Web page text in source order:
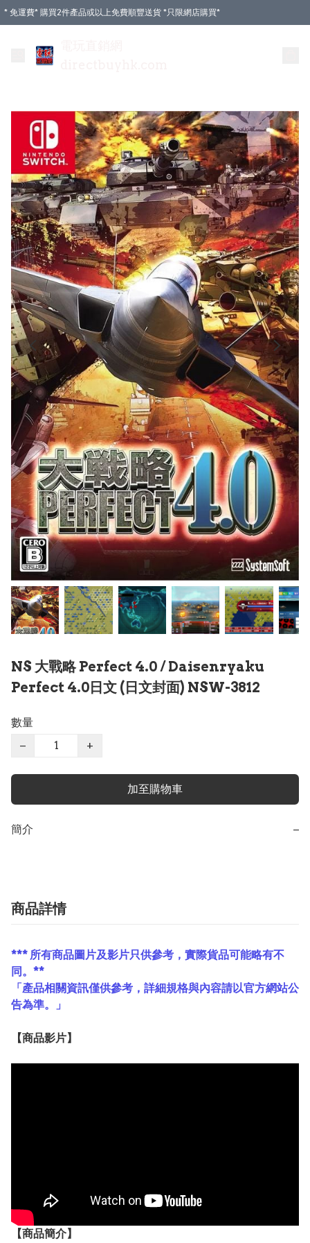
* 免運費* 購買2件產品或以上免費順豐送貨 *只限網店購買*
NS 大戰略 Perfect 4.0 / Daisenryaku
Perfect 4.0日文 (日文封面) NSW-3812
數量
−
+
加至購物車
簡介 −
商品詳情
*** 所有商品圖片及影片只供參考，實際貨品可能略有不
同。**
「產品相關資訊僅供參考，詳細規格與內容請以官方網站公
告為準。」
【商品影片】
【商品簡介】